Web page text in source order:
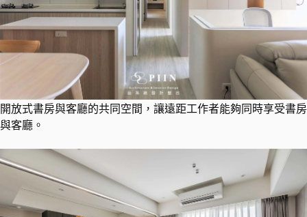
開放式書房與客廳的共同空間，讓遠距工作者能夠同時享受書房
與客廳。